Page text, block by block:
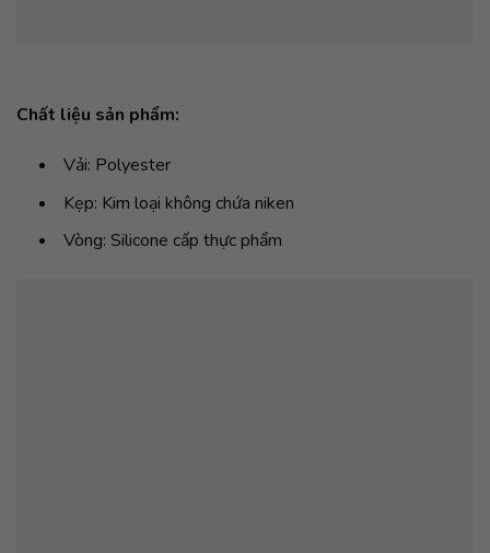
Chất liệu sản phẩm:
Vải: Polyester
Kẹp: Kim loại không chứa niken
Vòng: Silicone cấp thực phẩm